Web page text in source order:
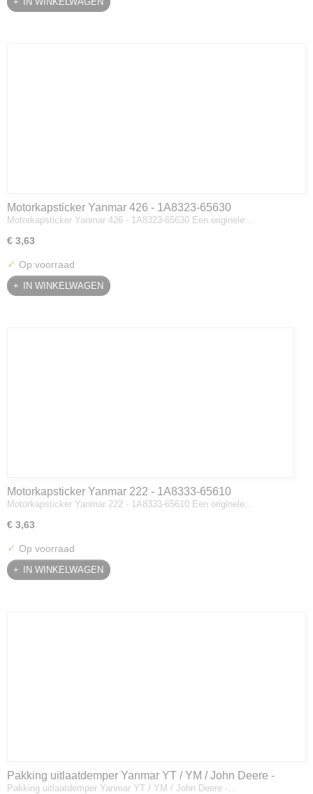
Motorkapsticker Yanmar 426 - 1A8323-65630
Motorkapsticker Yanmar 426 - 1A8323-65630 Een originele…
€ 3,63
✓ Op voorraad
IN WINKELWAGEN
Motorkapsticker Yanmar 222 - 1A8333-65610
Motorkapsticker Yanmar 222 - 1A8333-65610 Een originele…
€ 3,63
✓ Op voorraad
IN WINKELWAGEN
Pakking uitlaatdemper Yanmar YT / YM / John Deere -
128300-13230
Pakking uitlaatdemper Yanmar YT / YM / John Deere -…